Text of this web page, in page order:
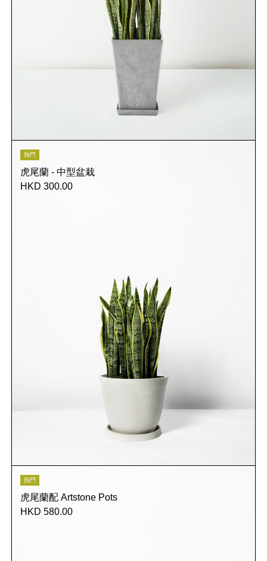
熱門
虎尾蘭 - 中型盆栽
HKD 300.00
熱門
虎尾蘭配 Artstone Pots
HKD 580.00